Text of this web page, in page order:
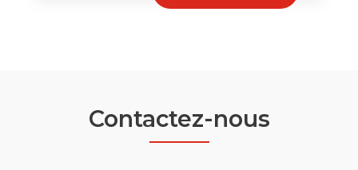
Contactez-nous